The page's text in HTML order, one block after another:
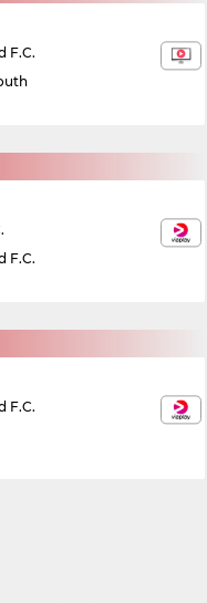
F.C.
F.C.
F.C.